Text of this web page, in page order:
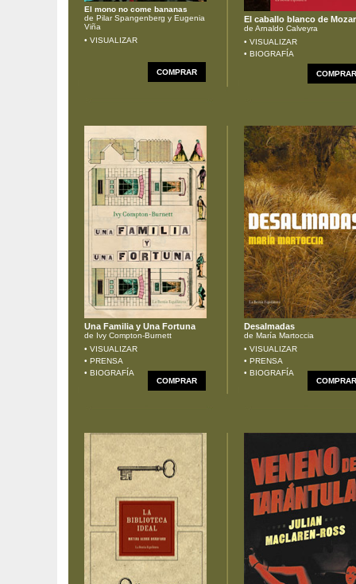
El mono no come bananas
de Pilar Spangenberg y Eugenia
Viña
• VISUALIZAR
COMPRAR
El caballo blanco de
de Arnaldo Calveyra
• VISUALIZAR
• BIOGRAFÍA
COMPRAR
Una Familia y Una Fortuna
de Ivy Compton-Burnett
• VISUALIZAR
• PRENSA
• BIOGRAFÍA
COMPRAR
Desalmadas
de María Martoccia
• VISUALIZAR
• PRENSA
• BIOGRAFÍA
COMPRAR